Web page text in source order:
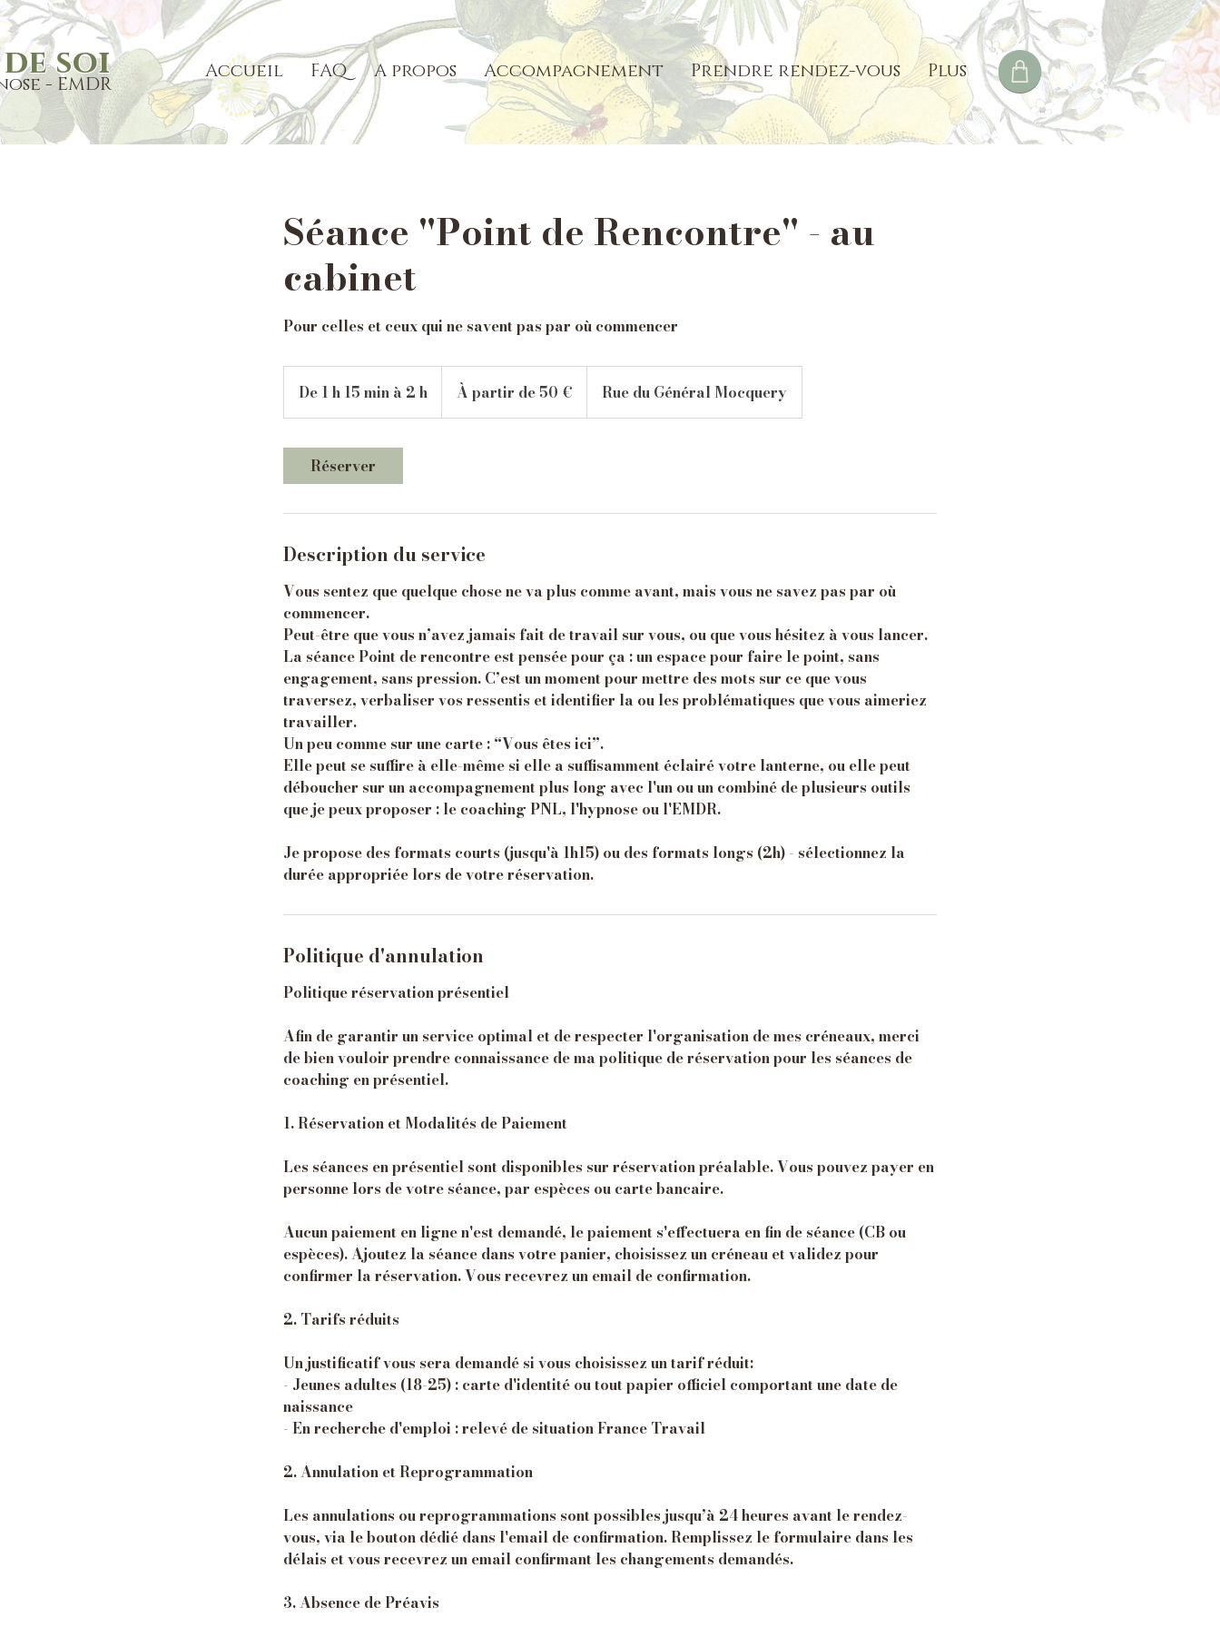
soi
- EMDR
Accueil FAQ A propos Accompagnement Prendre rendez-vous Plus
Séance "Point de Rencontre" - au
cabinet
Pour celles et ceux qui ne savent pas par où commencer
De 1 h 15 min à 2 h
e
à
2
partirÀ partir de 50 € Rue du Général Mocquery
Réserver
Description du service
Vous sentez que quelque chose ne va plus comme avant, mais vous ne savez pas par où
commencer.
Peut-être que vous n’avez jamais fait de travail sur vous, ou que vous hésitez à vous lancer.
La séance Point de rencontre est pensée pour ça : un espace pour faire le point, sans
engagement, sans pression. C’est un moment pour mettre des mots sur ce que vous
traversez, verbaliser vos ressentis et identifier la ou les problématiques que vous aimeriez
travailler.
Un peu comme sur une carte : “Vous êtes ici”.
Elle peut se suffire à elle-même si elle a suffisamment éclairé votre lanterne, ou elle peut
déboucher sur un accompagnement plus long avec l'un ou un combiné de plusieurs outils
que je peux proposer : le coaching PNL, l'hypnose ou l'EMDR.
Je propose des formats courts (jusqu'à 1h15) ou des formats longs (2h) - sélectionnez la
Politique d'annulation
Politique réservation présentiel
Afin de garantir un service optimal et de respecter l'organisation de mes créneaux, merci
de bien vouloir prendre connaissance de ma politique de réservation pour les séances de
coaching en présentiel.
1. Réservation et Modalités de Paiement
Les séances en présentiel sont disponibles sur réservation préalable. Vous pouvez payer en
personne lors de votre séance, par espèces ou carte bancaire.
Aucun paiement en ligne n'est demandé, le paiement s'effectuera en fin de séance (CB ou
espèces). Ajoutez la séance dans votre panier, choisissez un créneau et validez pour
confirmer la réservation. Vous recevrez un email de confirmation.
2. Tarifs réduits
Un justificatif vous sera demandé si vous choisissez un tarif réduit:
- Jeunes adultes (18-25) : carte d'identité ou tout papier officiel comportant une date de
naissance
- En recherche d'emploi : relevé de situation France Travail
2. Annulation et Reprogrammation
Les annulations ou reprogrammations sont possibles jusqu’à 24 heures avant le rendez-
vous, via le bouton dédié dans l'email de confirmation. Remplissez le formulaire dans les
délais et vous recevrez un email confirmant les changements demandés.
3. Absence de Préavis